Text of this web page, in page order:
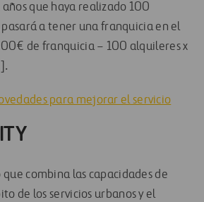
que haya realizado 100
pasará a tener una franquicia en el
de franquicia – 100 alquileres x
para mejorar el servicio
que combina las capacidades de
de los servicios urbanos y el